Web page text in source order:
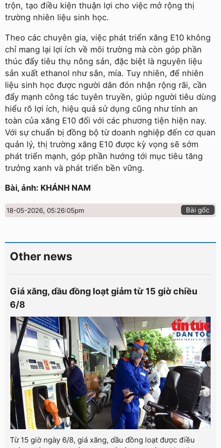
trộn, tạo điều kiện thuận lợi cho việc mở rộng thị
trường nhiên liệu sinh học.
Theo các chuyên gia, việc phát triển xăng E10 không
chỉ mang lại lợi ích về môi trường mà còn góp phần
thúc đẩy tiêu thụ nông sản, đặc biệt là nguyên liệu
sản xuất ethanol như sắn, mía. Tuy nhiên, để nhiên
liệu sinh học được người dân đón nhận rộng rãi, cần
đẩy mạnh công tác tuyên truyền, giúp người tiêu dùng
hiểu rõ lợi ích, hiệu quả sử dụng cũng như tính an
toàn của xăng E10 đối với các phương tiện hiện nay.
Với sự chuẩn bị đồng bộ từ doanh nghiệp đến cơ quan
quản lý, thị trường xăng E10 được kỳ vọng sẽ sớm
phát triển mạnh, góp phần hướng tới mục tiêu tăng
trưởng xanh và phát triển bền vững.
Bài, ảnh: KHÁNH NAM
18-05-2026, 05:26:05pm Bài gốc
Other news
Giá xăng, dầu đồng loạt giảm từ 15 giờ chiều
6/8
Từ 15 giờ ngày 6/8, giá xăng, dầu đồng loạt được điều